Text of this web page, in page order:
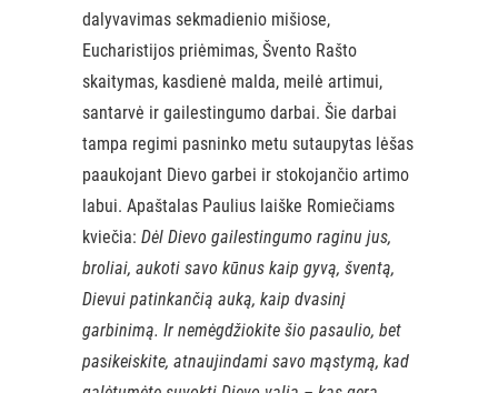
dalyvavimas sekmadienio mišiose,
Eucharistijos priėmimas, Švento Rašto
skaitymas, kasdienė malda, meilė artimui,
santarvė ir gailestingumo darbai. Šie darbai
tampa regimi pasninko metu sutaupytas lėšas
paaukojant Dievo garbei ir stokojančio artimo
labui. Apaštalas Paulius laiške Romiečiams
kviečia: Dėl Dievo gailestingumo raginu jus,
broliai, aukoti savo kūnus kaip gyvą, šventą,
Dievui patinkančią auką, kaip dvasinį
garbinimą. Ir nemėgdžiokite šio pasaulio, bet
pasikeiskite, atnaujindami savo mąstymą, kad